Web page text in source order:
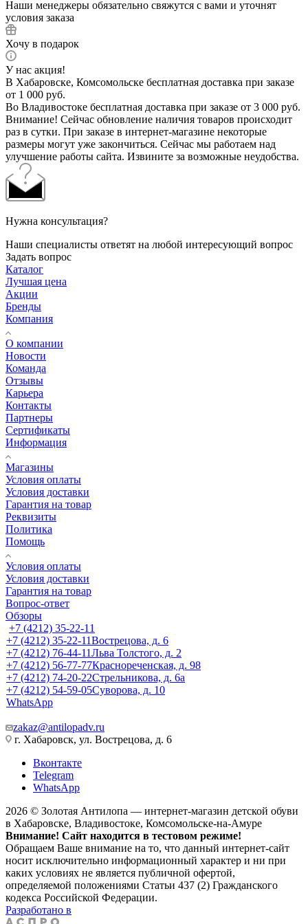
Наши менеджеры обязательно свяжутся с вами и уточнят
условия заказа
Хочу в подарок
У нас акция!
В Хабаровске, Комсомольске бесплатная доставка при заказе
от 1 000 руб.
Во Владивостоке бесплатная доставка при заказе от 3 000 руб.
Внимание! Сейчас обновление наличия товаров происходит
раз в сутки. При заказе в интернет-магазине некоторые
размеры могут уже закончиться. Сейчас мы работаем над
улучшение работы сайта. Извините за возможные неудобства.
Нужна консультация?
Наши специалисты ответят на любой интересующий вопрос
Задать вопрос
Каталог
Лучшая цена
Акции
Бренды
Компания
О компании
Новости
Команда
Отзывы
Карьера
Контакты
Партнеры
Сертификаты
Информация
Магазины
Условия оплаты
Условия доставки
Гарантия на товар
Реквизиты
Политика
Помощь
Условия оплаты
Условия доставки
Гарантия на товар
Вопрос-ответ
Обзоры
+7 (4212) 35-22-11
+7 (4212) 35-22-11Вострецова, д. 6
+7 (4212) 76-44-11Льва Толстого, д. 2
+7 (4212) 56-77-77Краснореченская, д. 98
+7 (4212) 74-20-22Стрельникова, д. 6а
+7 (4212) 54-59-05Суворова, д. 10
WhatsApp
zakaz@antilopadv.ru
г. Хабаровск, ул. Вострецова, д. 6
Вконтакте
Telegram
WhatsApp
2026 © Золотая Антилопа — интернет-магазин детской обуви
в Хабаровске, Владивостоке, Комсомольске-на-Амуре
Внимание! Сайт находится в тестовом режиме!
Обращаем Ваше внимание на то, что данный интернет-сайт
носит исключительно информационный характер и ни при
каких условиях не является публичной офертой,
определяемой положениями Статьи 437 (2) Гражданского
кодекса Российской Федерации.
Разработано в